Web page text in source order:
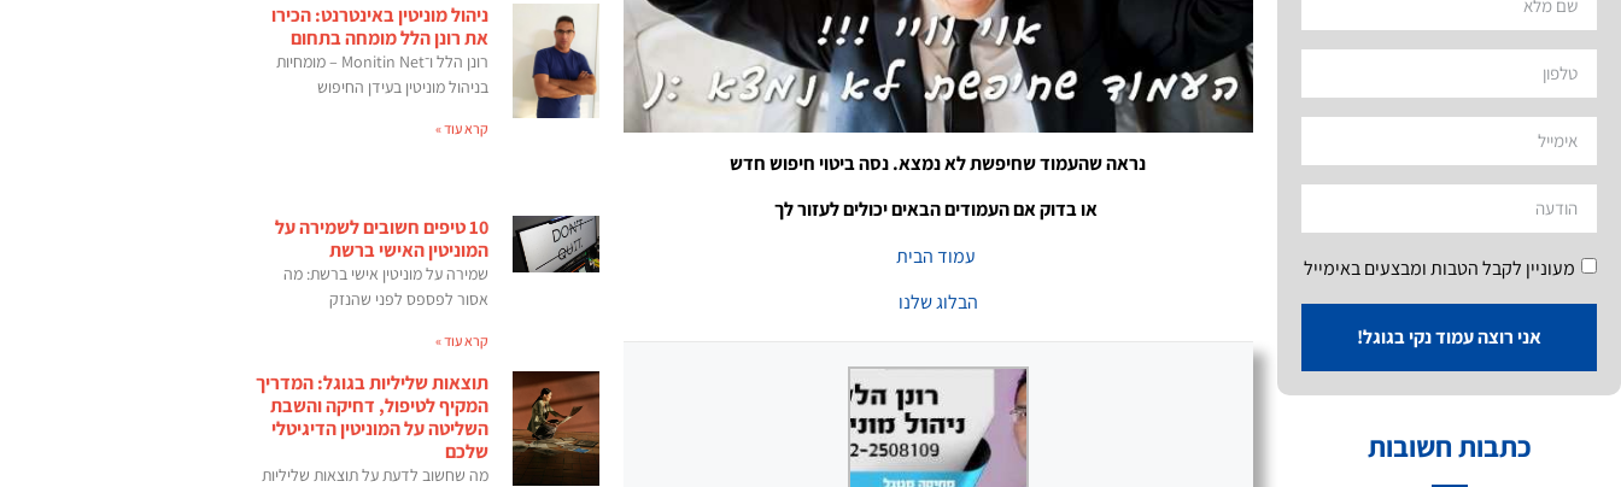
מעוניין לקבל הטבות ומבצעים באימייל
אני רוצה עמוד נקי בגוגל!
כתבות חשובות
נראה שהעמוד שחיפשת לא נמצא. נסה ביטוי חיפוש חדש
או בדוק אם העמודים הבאים יכולים לעזור לך
עמוד הבית
הבלוג שלנו
ניהול מוניטין באינטרנט: הכירו
את רונן הלל מומחה בתחום
רונן הלל ו־Monitin Net – מומחיות
בניהול מוניטין בעידן החיפוש
קרא עוד »
10 טיפים חשובים לשמירה על
המוניטין האישי ברשת
שמירה על מוניטין אישי ברשת: מה
אסור לפספס לפני שהנזק
קרא עוד »
תוצאות שליליות בגוגל: המדריך
המקיף לטיפול, דחיקה והשבת
השליטה על המוניטין הדיגיטלי
שלכם
מה שחשוב לדעת על תוצאות שליליות